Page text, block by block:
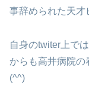
事辞められた天才
自身のtwiter上では
からも高井病院の
(^^)